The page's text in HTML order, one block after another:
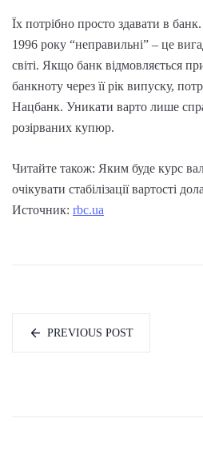
Їх потрібно просто здавати в
1996 року “неправильні” – це
світі. Якщо банк відмовляється
банкноту через її рік випуску,
Нацбанк. Уникати варто лише
розірваних купюр.
Читайте також: Яким буде курс
очікувати стабілізації вартості
Источник: rbc.ua
PREVIOUS POST